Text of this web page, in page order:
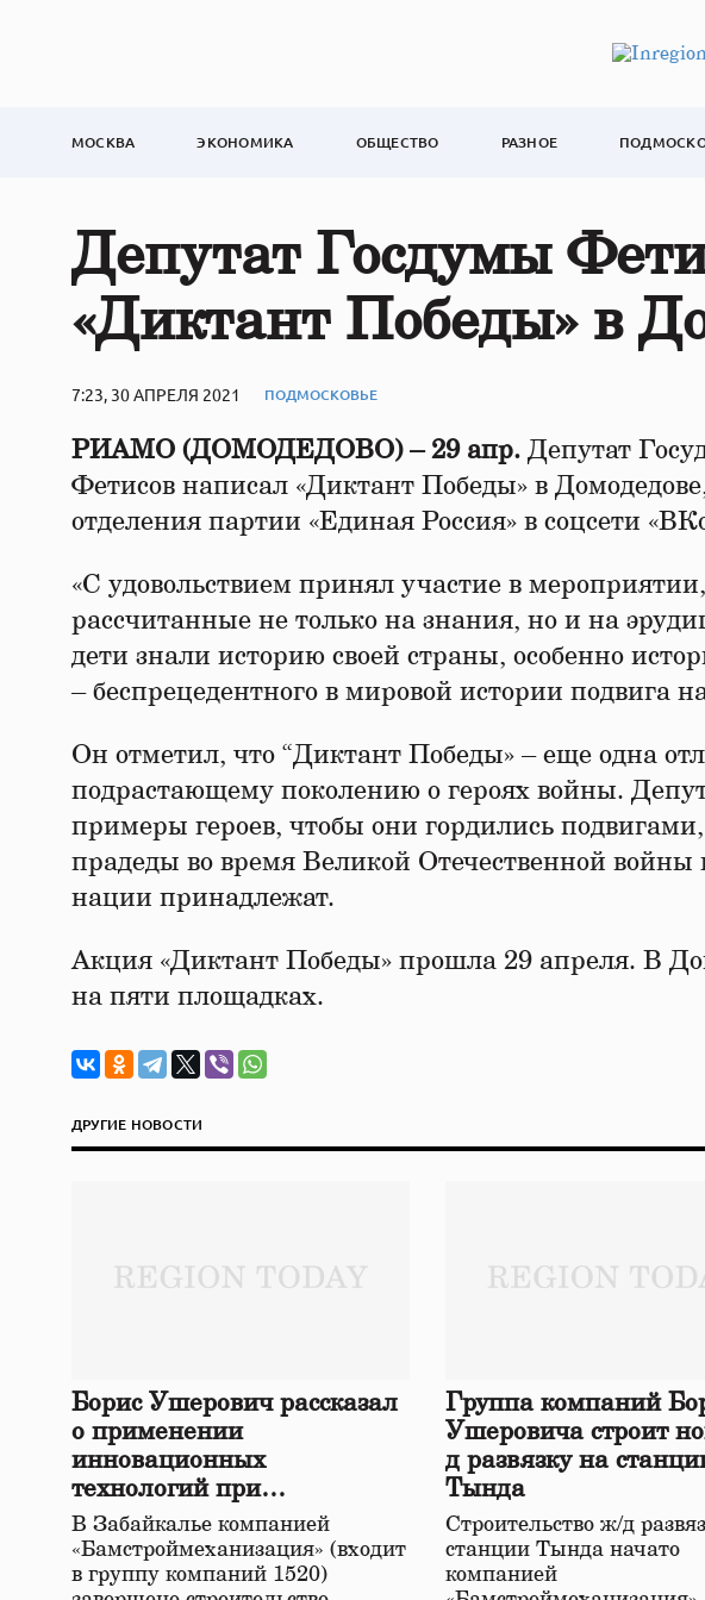
МОСКВА ЭКОНОМИКА ОБЩЕСТВО РАЗНОЕ
Депутат Госдумы
«Диктант Победы» в
7:23, 30 АПРЕЛЯ 2021 ПОДМОСКОВЬЕ
РИАМО (ДОМОДЕДОВО) – 29 апр. Депутат
Фетисов написал «Диктант Победы» в
отделения партии «Единая Россия» в соцсети
«С удовольствием принял участие в
рассчитанные не только на знания, но и на
дети знали историю своей страны, особенно
– беспрецедентного в мировой истории подвига
Он отметил, что “Диктант Победы» – еще одна
подрастающему поколению о героях войны.
примеры героев, чтобы они гордились
прадеды во время Великой Отечественной
нации принадлежат.
Акция «Диктант Победы» прошла 29 апреля. В
на пяти площадках.
ДРУГИЕ НОВОСТИ
Борис Ушерович рассказал
о применении
инновационных
технологий при
строительстве нового моста
в Забайкалье
В Забайкалье компанией
«Бамстроймеханизация» (входит
в группу компаний 1520)
Группа компаний
Ушеровича строит
д развязку на
Тында
Строительство ж/д
станции Тында начато
компанией